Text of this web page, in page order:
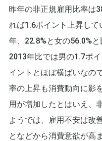
昨年の非正規雇用比率は
れば1.6ポイント上昇し
年、22.8%と女の56.0%
2013年比では男の1.7ポ
イントとほぼ横ばいなの
率の上昇も消費動向に影
用が増加したとはいえ、
ようでは、雇用不安は改
となどから消費意欲が高